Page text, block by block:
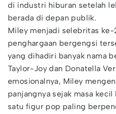
di industri hiburan setelah
berada di depan publik.
Miley menjadi selebritas
penghargaan bergengsi
yang dihadiri banyak nama
Taylor-Joy dan Donatella
emosionalnya, Miley
panjangnya sejak masa
satu figur pop paling